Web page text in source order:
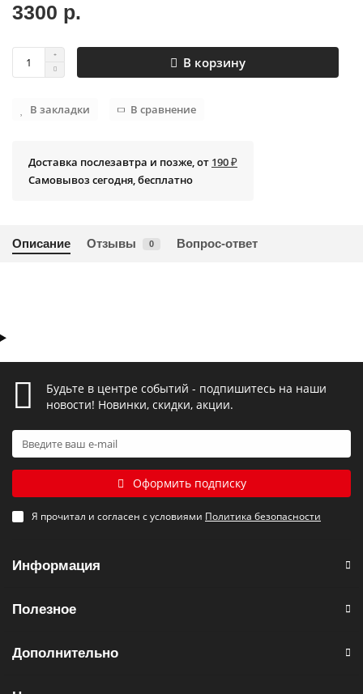
3300 р.
В корзину
В закладки В сравнение
Доставка послезавтра и позже, от 190 ₽
Самовывоз сегодня, бесплатно
Описание Отзывы 0 Вопрос-ответ
Будьте в центре событий - подпишитесь на наши
новости! Новинки, скидки, акции.
Оформить подписку
Я прочитал и согласен с условиями Политика безопасности
Информация
Полезное
Дополнительно